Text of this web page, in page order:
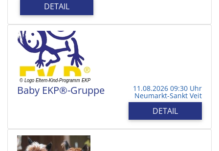
DETAIL
Baby EKP®-Gruppe 11.08.2026 09:30 Uhr
Neumarkt-Sankt Veit
DETAIL